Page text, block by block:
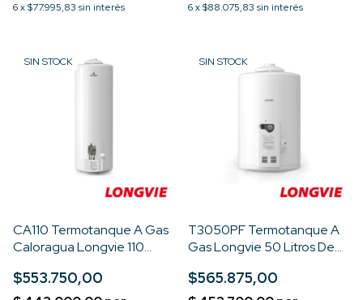
6x$77.995,83 sin interés 6x$88.075,83 sin interés
SIN STOCK
CA110 Termotanque A Gas
Caloragua Longvie 110
$553.750,00
SIN STOCK
T3050PF Termotanque A
Gas Longvie 50 Litros De
$565.875,00